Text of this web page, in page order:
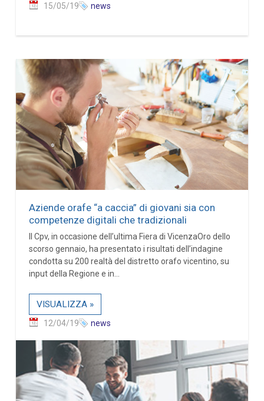
15/05/19 news
Aziende orafe “a caccia” di giovani sia con
competenze digitali che tradizionali
Il Cpv, in occasione dell’ultima Fiera di VicenzaOro dello
scorso gennaio, ha presentato i risultati dell’indagine
condotta su 200 realtà del distretto orafo vicentino, su
input della Regione e in...
VISUALIZZA »
12/04/19 news